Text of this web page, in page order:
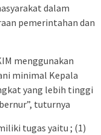
dalam
pemerintahan dan
menggunakan
minimal Kepala
yang lebih tinggi
tuturnya
tugas yaitu ; (1)